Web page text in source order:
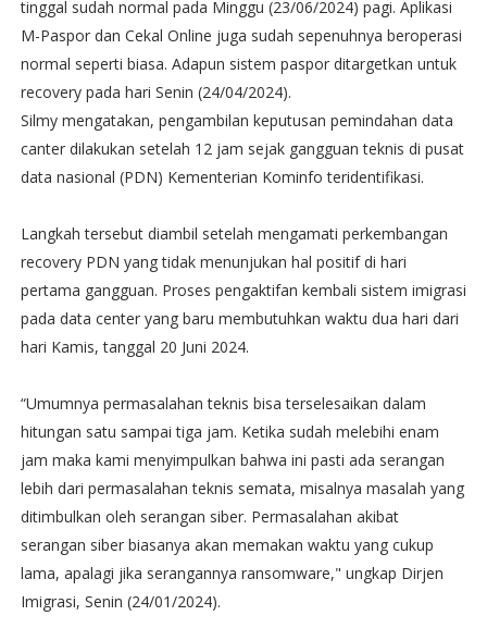
tinggal sudah normal pada Minggu (23/06/2024) pagi. Aplikasi
M-Paspor dan Cekal Online juga sudah sepenuhnya beroperasi
normal seperti biasa. Adapun sistem paspor ditargetkan untuk
recovery pada hari Senin (24/04/2024).
Silmy mengatakan, pengambilan keputusan pemindahan data
canter dilakukan setelah 12 jam sejak gangguan teknis di pusat
data nasional (PDN) Kementerian Kominfo teridentifikasi.
Langkah tersebut diambil setelah mengamati perkembangan
recovery PDN yang tidak menunjukan hal positif di hari
pertama gangguan. Proses pengaktifan kembali sistem imigrasi
pada data center yang baru membutuhkan waktu dua hari dari
hari Kamis, tanggal 20 Juni 2024.
“Umumnya permasalahan teknis bisa terselesaikan dalam
hitungan satu sampai tiga jam. Ketika sudah melebihi enam
jam maka kami menyimpulkan bahwa ini pasti ada serangan
lebih dari permasalahan teknis semata, misalnya masalah yang
ditimbulkan oleh serangan siber. Permasalahan akibat
serangan siber biasanya akan memakan waktu yang cukup
lama, apalagi jika serangannya ransomware," ungkap Dirjen
Imigrasi, Senin (24/01/2024).